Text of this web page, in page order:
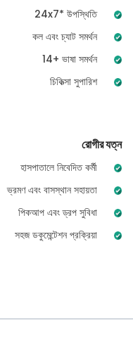
24x7* উপস্থিতি
কল এবং চ্যাট সমর্থন
14+ ভাষা সমর্থন
চিকিত্সা সুপারিশ
রোগীর যত্ন
হাসপাতালে নিবেদিত কর্মী
ভ্রমণ এবং বাসস্থান সহায়তা
পিকআপ এবং ড্রপ সুবিধা
সহজ ডকুমেন্টেশন প্রক্রিয়া